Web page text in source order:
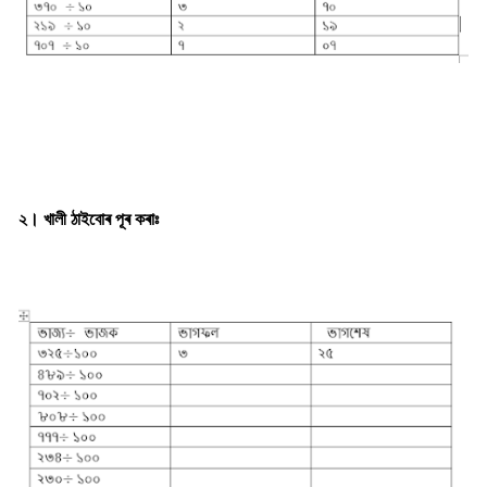
২। খালী ঠাইবোৰ পূৰ কৰাঃ